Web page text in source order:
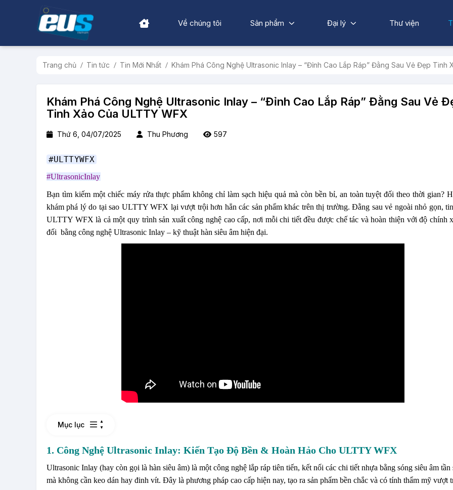
Về chúng tôi Sản phẩm Đại lý Thư viện
Trang chủ Tin tức Tin Mới Nhất Khám Phá Công Nghệ Ultrasonic Inlay – “Đỉnh Cao Lắp Ráp” Đằng Sau Vẻ Đẹp Tinh
Khám Phá Công Nghệ Ultrasonic Inlay – “Đỉnh Cao Lắp Ráp” Đằng Sau Vẻ
Tinh Xảo Của ULTTY WFX
Thứ 6, 04/07/2025 Thu Phương 597
#ULTTYWFX
#UltrasonicInlay
Bạn tìm kiếm một chiếc máy rửa thực phẩm không chỉ làm sạch hiệu quả mà còn bền bỉ, an toàn tuyệt đối theo thời gian?
khám phá lý do tại sao ULTTY WFX lại vượt trội hơn hẳn các sản phẩm khác trên thị trường. Đằng sau vẻ ngoài nhỏ gọn,
ULTTY WFX là cả một quy trình sản xuất công nghệ cao cấp, nơi mỗi chi tiết đều được chế tác và hoàn thiện với độ chính
đối bằng công nghệ Ultrasonic Inlay – kỹ thuật hàn siêu âm hiện đại.
Mục lục
1. Công Nghệ Ultrasonic Inlay: Kiến Tạo Độ Bền & Hoàn Hảo Cho ULTTY WFX
Ultrasonic Inlay (hay còn gọi là hàn siêu âm) là một công nghệ lắp ráp tiên tiến, kết nối các chi tiết nhựa bằng sóng siêu âm tần
mà không cần keo dán hay đinh vít. Đây là phương pháp cao cấp hiện nay, tạo ra sản phẩm bền chắc và có tính thẩm mỹ vượt